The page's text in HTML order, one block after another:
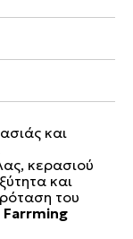
και
κερασιού
και
του
Farrming